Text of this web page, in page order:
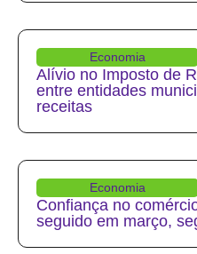
Economia
Alívio no Imposto de
entre entidades
receitas
Economia
Confiança no
seguido em março,